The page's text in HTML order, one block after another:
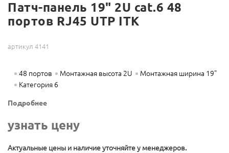
Патч-панель 19" 2U cat.6 48
портов RJ45 UTP ITK
артикул 4141
48 портов Монтажная высота 2U
Монтажная ширина 19"
Категория 6
Подробнее
узнать цену
Актуальные цены и наличие уточняйте у менеджеров.